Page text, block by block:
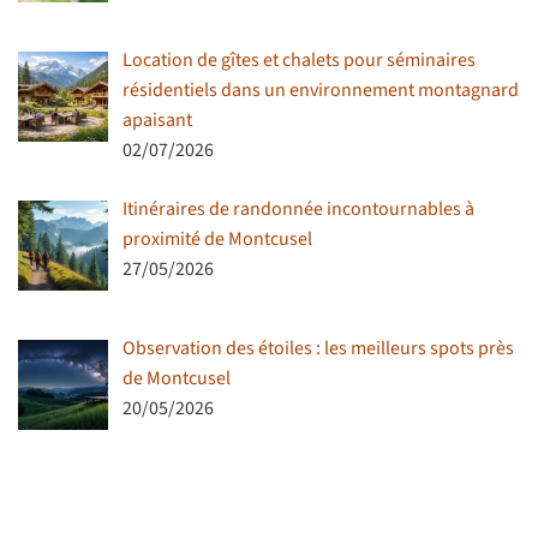
Location de gîtes et chalets pour séminaires
résidentiels dans un environnement montagnard
apaisant
02/07/2026
Itinéraires de randonnée incontournables à
proximité de Montcusel
27/05/2026
Observation des étoiles : les meilleurs spots près
de Montcusel
20/05/2026